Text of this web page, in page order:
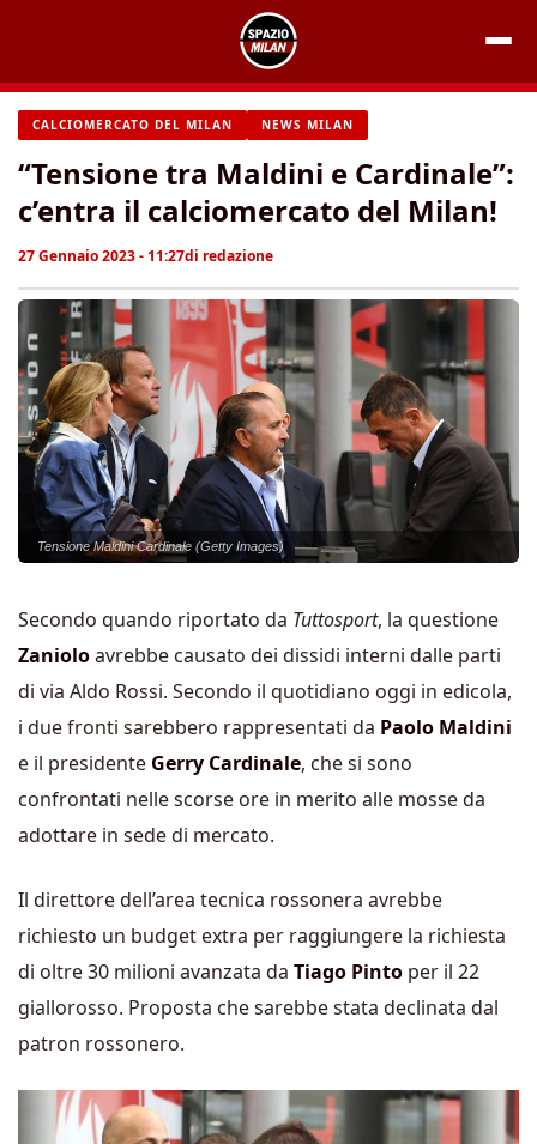
contenuto
CALCIOMERCATO DEL MILAN NEWS MILAN
“Tensione tra Maldini e Cardinale”:
c’entra il calciomercato del Milan!
27 Gennaio 2023 - 11:27di redazione
Tensione Maldini Cardinale (Getty Images)
Secondo quando riportato da Tuttosport, la questione
Zanioloavrebbe causato dei dissidi interni dalle parti
di via Aldo Rossi. Secondo il quotidiano oggi in edicola,
i due fronti sarebbero rappresentati da Paolo Maldini
e il presidente Gerry Cardinale, che si sono
confrontati nelle scorse ore in merito alle mosse da
adottare in sede di mercato.
Il direttore dell’area tecnica rossonera avrebbe
richiesto un budget extra per raggiungere la richiesta
di oltre 30 milioni avanzata da Tiago Pinto per il 22
giallorosso. Proposta che sarebbe stata declinata dal
patron rossonero.